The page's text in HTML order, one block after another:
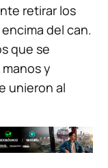
retirar los
del can.
que se
y
unieron al